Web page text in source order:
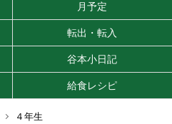
月予定
転出・転入
谷本小日記
給食レシピ
４年生